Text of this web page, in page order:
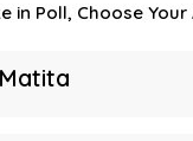
in Poll, Choose Your
Matita